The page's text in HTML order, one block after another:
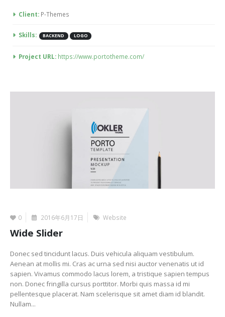
More Information
Client: P-Themes
Skills: BACKEND LOGO
Project URL: https://www.portotheme.com/
0 2016年6月17日 Website
Wide Slider
Donec sed tincidunt lacus. Duis vehicula aliquam vestibulum.
Aenean at mollis mi. Cras ac urna sed nisi auctor venenatis ut id
sapien. Vivamus commodo lacus lorem, a tristique sapien tempus
non. Donec fringilla cursus porttitor. Morbi quis massa id mi
pellentesque placerat. Nam scelerisque sit amet diam id blandit.
Nullam...